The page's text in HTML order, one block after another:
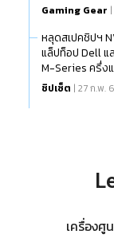
Gaming Gear
หลุดสเปคชิปฯ
แล็ปท็อป Dell แ
M-Series ครึ่ง
ชิปเซ็ต | 27 ก.พ.
เครื่องศู